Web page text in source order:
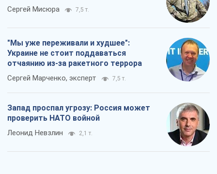
Сергей Мисюра 7,5 т.
"Мы уже переживали и худшее":
Украине не стоит поддаваться
отчаянию из-за ракетного террора
Сергей Марченко, эксперт 7,5 т.
Запад проспал угрозу: Россия может
проверить НАТО войной
Леонид Невзлин 2,1 т.